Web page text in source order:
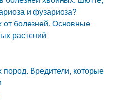
и фузариоза?
от болезней. Основные
растений
пород. Вредители, которые